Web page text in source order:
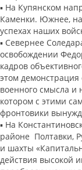
▪️ На Купянском
Каменки. Южнее,
успехах наших
▪️ Севернее
освобождении
кадров
этом демонстрация
военного смысла и
котором с этими
фронтовики
▪️ На
районе Полтавки,
и шахты
действия высокой